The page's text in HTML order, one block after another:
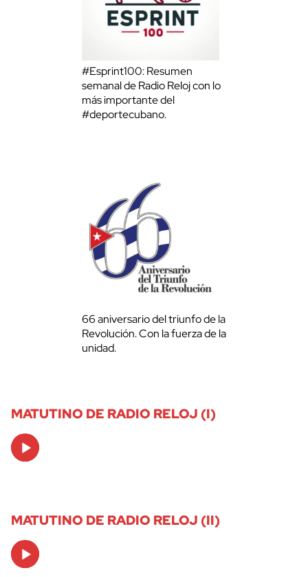
#Esprint100: Resumen
semanal de Radio Reloj con lo
más importante del
#deportecubano.
66 aniversario del triunfo de la
Revolución. Con la fuerza de la
unidad.
MATUTINO DE RADIO RELOJ (I)
Audio
Player
MATUTINO DE RADIO RELOJ (II)
Audio
Player